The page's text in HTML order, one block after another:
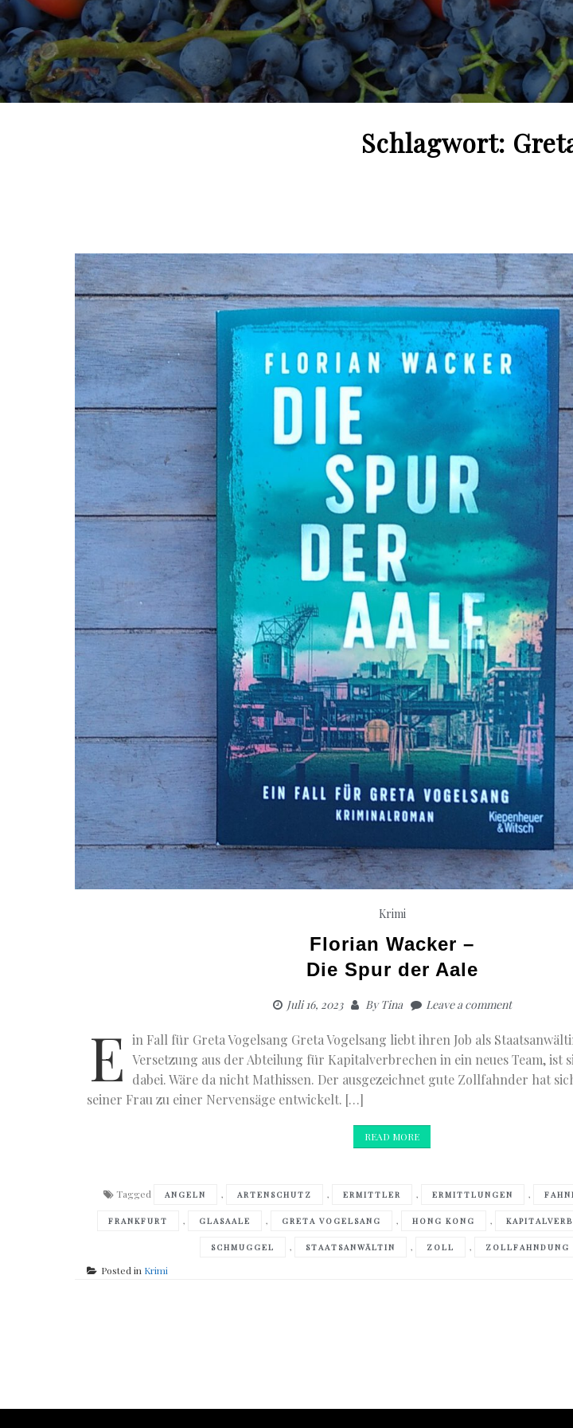
Schlagwort:
Krimi
Florian Wacker –
Die Spur der Aale
Juli 16, 2023 ByTina Leave a comment
E in Fall für Greta Vogelsang Greta Vogelsang liebt ihren Job als
Versetzung aus der Abteilung für Kapitalverbrechen in ein neues Team, ist
dabei. Wäre da nicht Mathissen. Der ausgezeichnet gute Zollfahnder hat
seiner Frau zu einer Nervensäge entwickelt. […]
READ MORE
Tagged ANGELN , ARTENSCHUTZ , ERMITTLER , ERMITTLUNGEN ,
FRANKFURT , GLASAALE , GRETA VOGELSANG , HONG KONG ,
SCHMUGGEL , STAATSANWÄLTIN , ZOLL , ZOLLFAHNDUNG
Posted in Krimi